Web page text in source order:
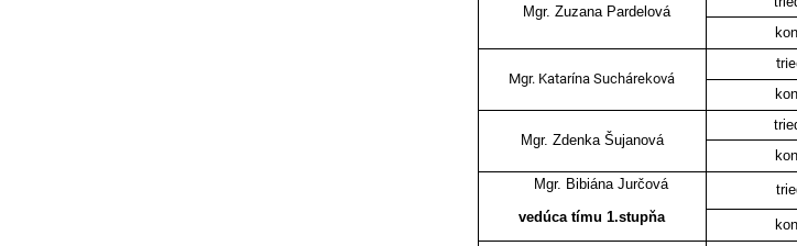
Mgr. Zuzana Pardelová
Mgr. Katarína Sucháreková
Mgr. Zdenka Šujanová
Mgr. Bibiána Jurčová
vedúca tímu 1.stupňa